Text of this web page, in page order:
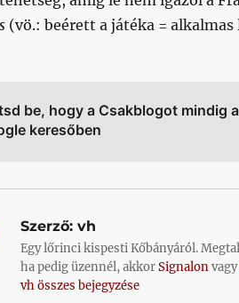
(vö.: beérett a játéka =
be, hogy a Csakblogot mindig
keresőben
Szerző:vh
Egy lőrinci kispesti Kőbányáról.
ha pedig üzennél, akkorSignalonvagy
vh összes bejegyzése